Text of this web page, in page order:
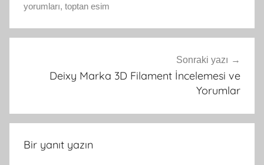
yorumları, toptan esim
gezinmesi
Sonraki yazı
Deixy Marka 3D Filament İncelemesi ve
Yorumlar
Bir yanıt yazın